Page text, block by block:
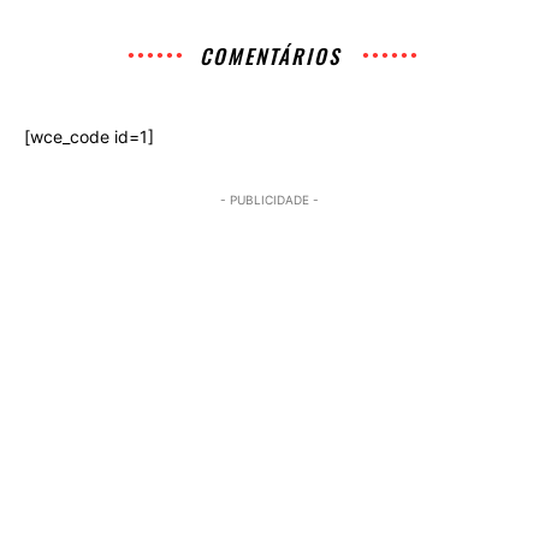
COMENTÁRIOS
[wce_code id=1]
- PUBLICIDADE -